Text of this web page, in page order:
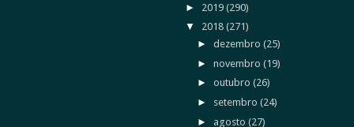
► 2019 (290)
▼ 2018 (271)
►dezembro(25)
►novembro(19)
►outubro(26)
► setembro(24)
► agosto(27)